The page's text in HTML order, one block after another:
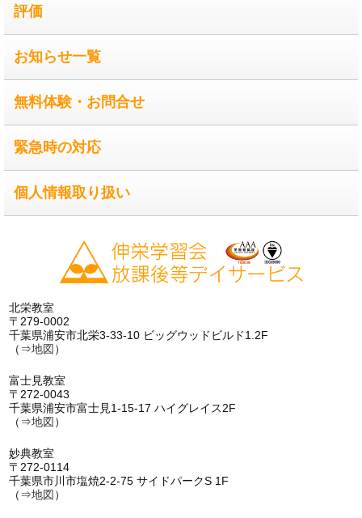
評価
お知らせ一覧
無料体験・お問合せ
緊急時の対応
個人情報取り扱い
北栄教室
〒279-0002
千葉県浦安市北栄3-33-10 ビッグウッドビルド1.2F
（⇒地図 ）
富士見教室
〒272-0043
千葉県浦安市富士見1-15-17 ハイグレイス2F
（⇒地図 ）
妙典教室
〒272-0114
千葉県市川市塩焼2-2-75 サイドパークS 1F
（⇒地図 ）